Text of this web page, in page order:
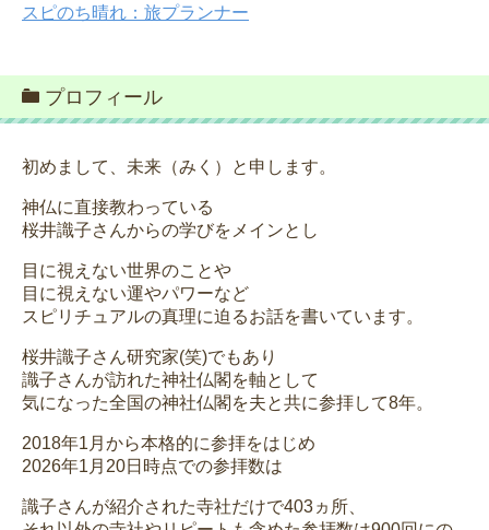
スピのち晴れ：旅プランナー
プロフィール
初めまして、未来（みく）と申します。
神仏に直接教わっている
桜井識子さんからの学びをメインとし
目に視えない世界のことや
目に視えない運やパワーなど
スピリチュアルの真理に迫るお話を書いています。
桜井識子さん研究家(笑)でもあり
識子さんが訪れた神社仏閣を軸として
気になった全国の神社仏閣を夫と共に参拝して8年。
2018年1月から本格的に参拝をはじめ
2026年1月20日時点での参拝数は
識子さんが紹介された寺社だけで403ヵ所、